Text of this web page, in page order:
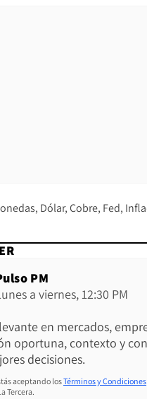
Dólar Cobre Fed
PM
a viernes, 12:30 PM
en mercados,
oportuna, contexto y
decisiones.
aceptando losTérminos y Condiciones
Tercera.